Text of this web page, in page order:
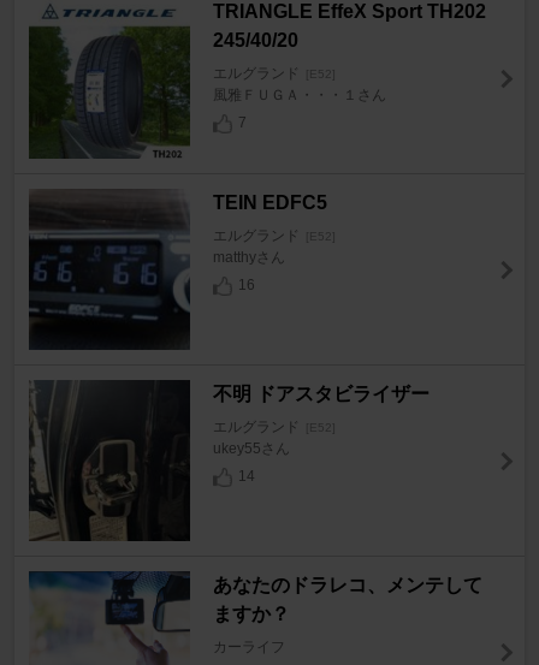
TRIANGLE EffeX Sport TH202
245/40/20
エルグランド [E52]
風雅ＦＵＧＡ・・・１さん
7
TEIN EDFC5
エルグランド [E52]
matthyさん
16
不明 ドアスタビライザー
エルグランド [E52]
ukey55さん
14
あなたのドラレコ、メンテして
ますか？
カーライフ